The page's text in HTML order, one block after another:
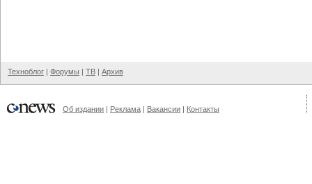
Техноблог | Форумы | ТВ | Архив
Об издании | Реклама | Вакансии | Контакты